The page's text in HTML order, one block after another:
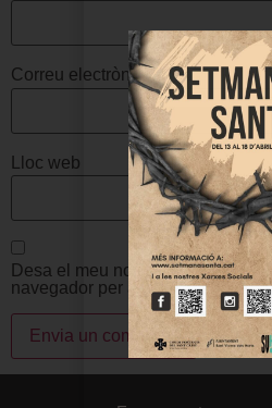
Correu electrònic*
Lloc web
Desa el meu nom, correu
navegador per a la pròxima